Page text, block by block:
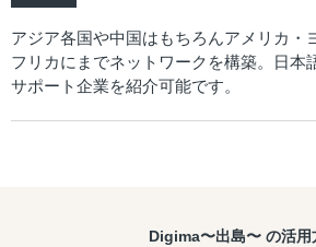
アジア各国や中国はもちろんアメリカ・
フリカにまでネットワークを構築。日本
サポート企業を紹介可能です。
Digima〜出島〜 の活用